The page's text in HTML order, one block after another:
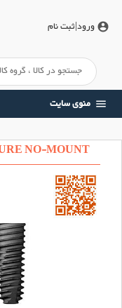
account_circle ورود|ثبت نام
menu منوی سایت
NO-MOUNT